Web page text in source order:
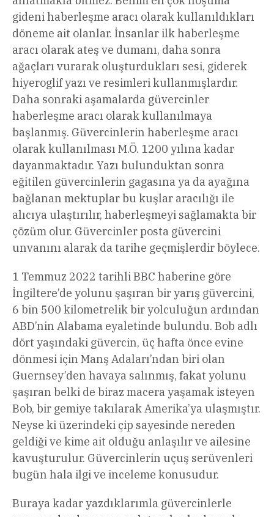
gideni haberleşme aracı olarak kullanıldıkları
döneme ait olanlar. İnsanlar ilk haberleşme
aracı olarak ateş ve dumanı, daha sonra
ağaçları vurarak oluşturdukları sesi, giderek
hiyeroglif yazı ve resimleri kullanmışlardır.
Daha sonraki aşamalarda güvercinler
haberleşme aracı olarak kullanılmaya
başlanmış. Güvercinlerin haberleşme aracı
olarak kullanılması M.Ö. 1200 yılına kadar
dayanmaktadır. Yazı bulunduktan sonra
eğitilen güvercinlerin gagasına ya da ayağına
bağlanan mektuplar bu kuşlar aracılığı ile
alıcıya ulaştırılır, haberleşmeyi sağlamakta bir
çözüm olur. Güvercinler posta güvercini
unvanını alarak da tarihe geçmişlerdir böylece.
1 Temmuz 2022 tarihli BBC haberine göre
İngiltere’de yolunu şaşıran bir yarış güvercini,
6 bin 500 kilometrelik bir yolculuğun ardından
ABD’nin Alabama eyaletinde bulundu. Bob adlı
dört yaşındaki güvercin, üç hafta önce evine
dönmesi için Manş Adaları’ndan biri olan
Guernsey’den havaya salınmış, fakat yolunu
şaşıran belki de biraz macera yaşamak isteyen
Bob, bir gemiye takılarak Amerika’ya ulaşmıştır.
Neyse ki üzerindeki çip sayesinde nereden
geldiği ve kime ait olduğu anlaşılır ve ailesine
kavuşturulur. Güvercinlerin uçuş serüvenleri
bugün hala ilgi ve inceleme konusudur.
Buraya kadar yazdıklarımla güvercinlerle